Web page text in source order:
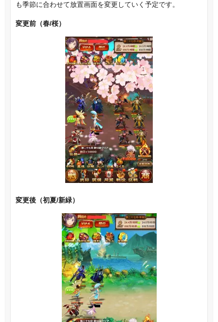
も季節に合わせて放置画面を変更していく予定です。
変更前（春/桜）
変更後（初夏/新緑）